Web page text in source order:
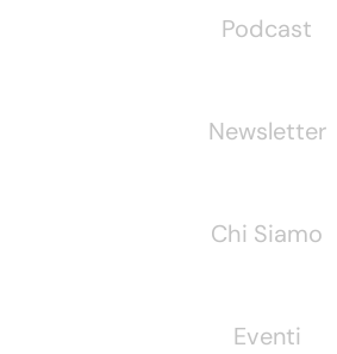
Podcast
Newsletter
Chi Siamo
Eventi